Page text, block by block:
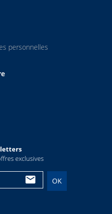
personnelles
exclusives
OK